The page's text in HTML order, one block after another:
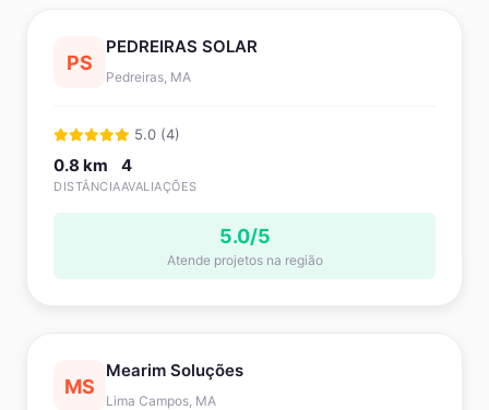
PS
PEDREIRAS SOLAR
Pedreiras, MA
5.0 (4)
0.8 km
DISTÂNCIA
4
AVALIAÇÕES
5.0/5
Atende projetos na região
MS
Mearim Soluções
Lima Campos, MA